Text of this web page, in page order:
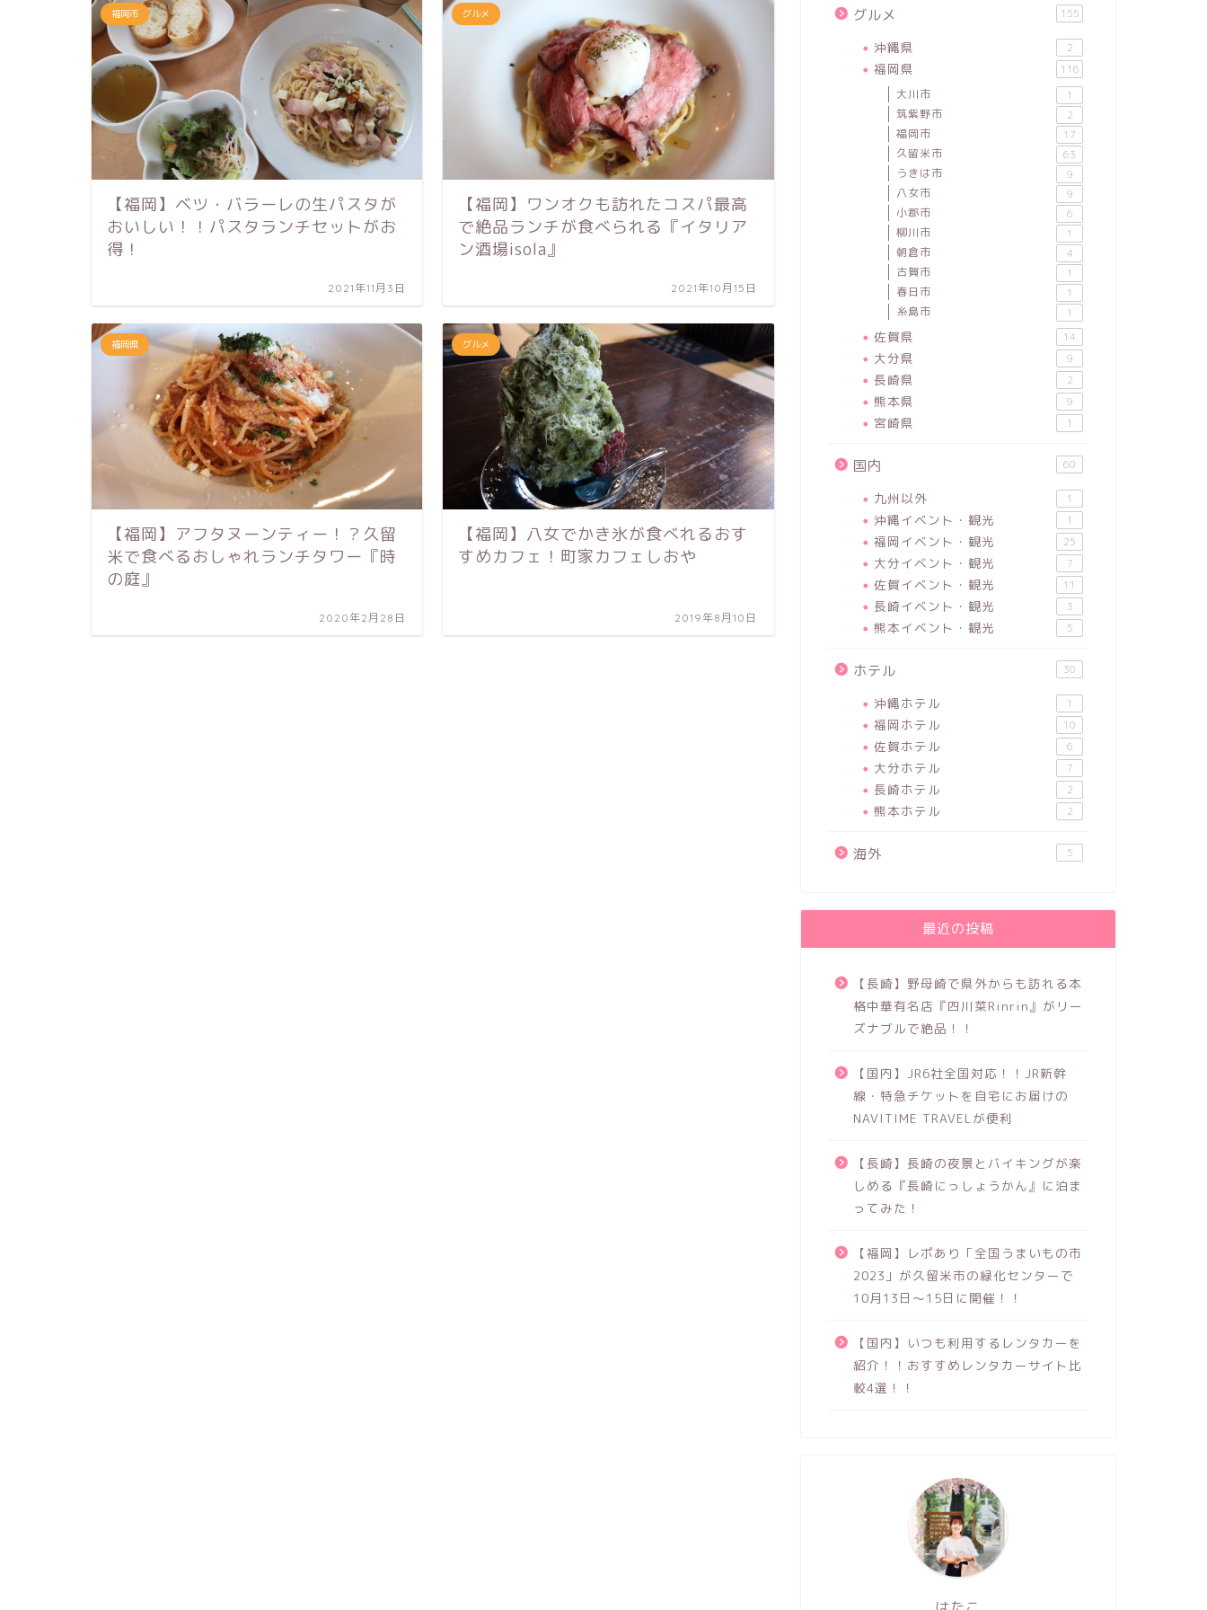
福岡市
【福岡】ベツ・バラーレの生パスタが
おいしい！！パスタランチセットがお
得！
2021年11月3日
グルメ
【福岡】ワンオクも訪れたコスパ最高
で絶品ランチが食べられる『イタリア
ン酒場isola』
2021年10月15日
福岡県
【福岡】アフタヌーンティー！？久留
米で食べるおしゃれランチタワー『時
の庭』
2020年2月28日
グルメ
【福岡】八女でかき氷が食べれるおす
すめカフェ！町家カフェしおや
2019年8月10日
グルメ 155
沖縄県 2
福岡県 116
大川市 1
筑紫野市 2
福岡市 17
久留米市 63
うきは市 9
八女市 9
小郡市 6
柳川市 1
朝倉市 4
古賀市 1
春日市 1
糸島市 1
佐賀県 14
大分県 9
長崎県 2
熊本県 9
宮崎県 1
国内 60
九州以外 1
沖縄イベント・観光 1
福岡イベント・観光 25
大分イベント・観光 7
佐賀イベント・観光 11
長崎イベント・観光 3
熊本イベント・観光 5
ホテル 30
沖縄ホテル 1
福岡ホテル 10
佐賀ホテル 6
大分ホテル 7
長崎ホテル 2
熊本ホテル 2
海外 5
最近の投稿
【長崎】野母崎で県外からも訪れる本
格中華有名店『四川菜Rinrin』がリー
ズナブルで絶品！！
【国内】JR6社全国対応！！JR新幹
線・特急チケットを自宅にお届けの
NAVITIME TRAVELが便利
【長崎】長崎の夜景とバイキングが楽
しめる『長崎にっしょうかん』に泊ま
ってみた！
【福岡】レポあり「全国うまいもの市
2023」が久留米市の緑化センターで
10月13日～15日に開催！！
【国内】いつも利用するレンタカーを
紹介！！おすすめレンタカーサイト比
較4選！！